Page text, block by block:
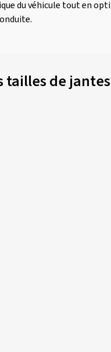
du véhicule tout en
tailles de jantes